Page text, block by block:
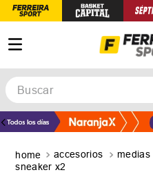
Buscar
TÉRMINOS MÁS BUSCADOS
2.
basquet
accesorios medias
sneaker x2